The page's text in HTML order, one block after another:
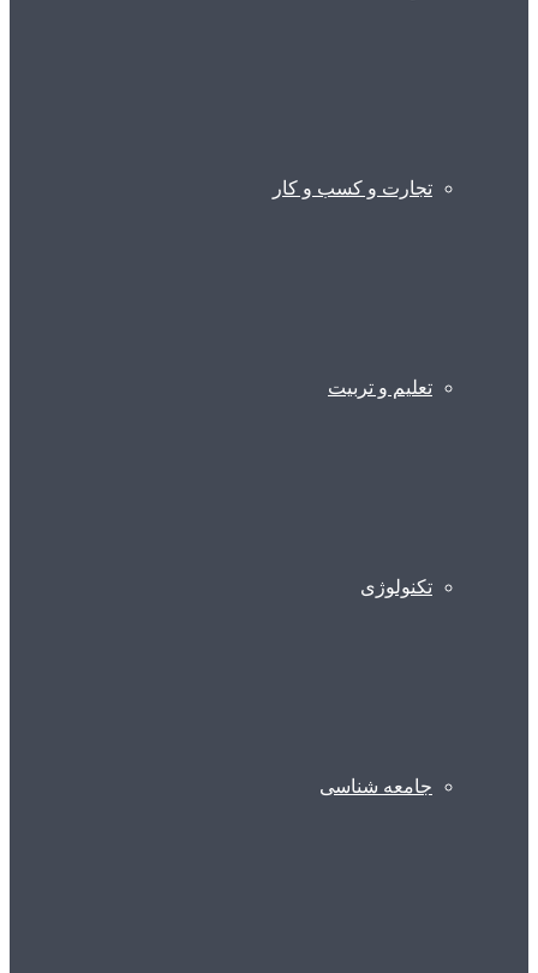
تجارت و کسب و کار
تعلیم و تربیت
تکنولوژی
جامعه شناسی